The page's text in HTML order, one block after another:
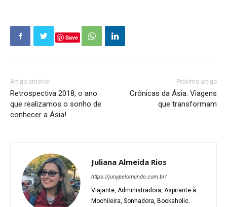
Save
Artigo anterior
Retrospectiva 2018, o ano
que realizamos o sonho de
conhecer a Ásia!
Próximo artigo
Crônicas da Ásia: Viagens
que transformam
Juliana Almeida Rios
https://junypelomundo.com.br/
Viajante, Administradora, Aspirante à
Mochileira, Sonhadora, Bookaholic.